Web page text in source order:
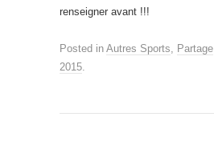
renseigner avant !!!
Posted in Autres Sports, Partage
2015.